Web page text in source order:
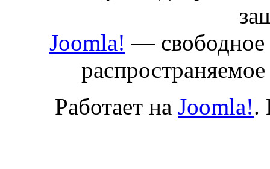
Joomla! — свободное
Работает на Joomla!.